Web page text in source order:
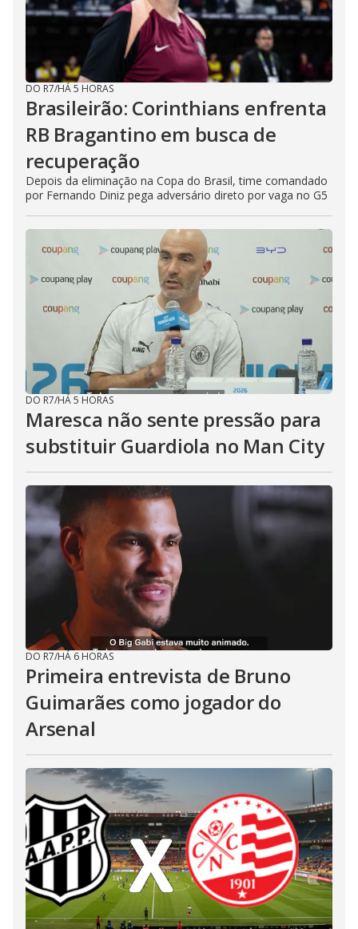
DO R7/HÁ 5 HORAS
Brasileirão: Corinthians enfrenta
RB Bragantino em busca de
recuperação
Depois da eliminação na Copa do Brasil, time comandado
por Fernando Diniz pega adversário direto por vaga no G5
DO R7/HÁ 5 HORAS
Maresca não sente pressão para
substituir Guardiola no Man City
DO R7/HÁ 6 HORAS
Primeira entrevista de Bruno
Guimarães como jogador do
Arsenal